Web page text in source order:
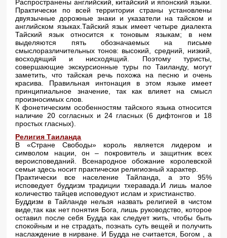
Распространены английский, китайский и японский языки.
Практически по всей территории страны установлены
двуязычные дорожные знаки и указатели на тайском и
английском языках.Тайский язык имеет четыре диалекта
Тайский язык относится к тоновым языкам; в нем
выделяются пять обозначаемых на письме
смыслоразличительных тонов: высокий, средний, низкий,
восходящий и нисходящий. Поэтому туристы,
совершающие экскурсионные туры по Таиланду, могут
заметить, что тайская речь похожа на песню и очень
красива. Правильная интонация в этом языке имеет
принципиальное значение, так как влияет на смысл
произносимых слов.
К фонетическим особенностям тайского языка относится
наличие 20 согласных и 24 гласных (6 дифтонгов и 18
простых гласных).
Религия Таиланда
В «Стране Свободы» король является лидером и
символом нации, он – покровитель и защитник всех
вероисповеданий. Всенародное обожание королевской
семьи здесь носит практически религиозный характер.
Практически все население Тайланда, а это 95%
исповедует буддизм традиции тхеравада.И лишь малое
количество тайцев исповедуют ислам и христианство.
Буддизм в Тайланде нельзя назвать религией в чистом
виде,так как нет понятия Бога, лишь руководство, которое
оставил после себя Будда как следует жить, чтобы быть
спокойным и не страдать, познать суть вещей и получить
наслаждение в нирване. И Будда не считается, Богом , а